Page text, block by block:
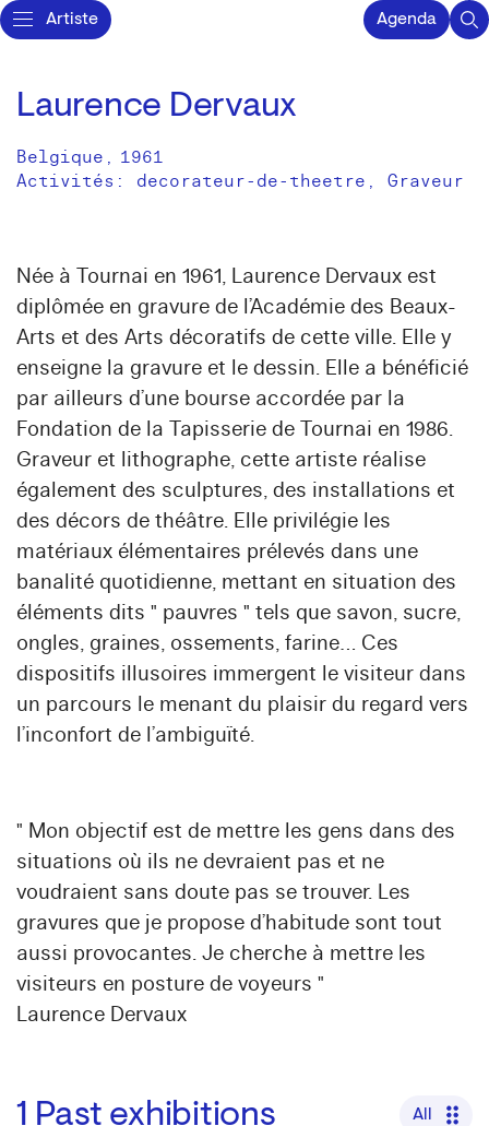
Artiste Agenda
Laurence Dervaux
Belgique , 1961
Activités: decorateur-de-theetre Graveur
Née à Tournai en 1961, Laurence Dervaux est
diplômée en gravure de l’Académie des Beaux-
Arts et des Arts décoratifs de cette ville. Elle y
enseigne la gravure et le dessin. Elle a bénéficié
par ailleurs d’une bourse accordée par la
Fondation de la Tapisserie de Tournai en 1986.
Graveur et lithographe, cette artiste réalise
également des sculptures, des installations et
des décors de théâtre. Elle privilégie les
matériaux élémentaires prélevés dans une
banalité quotidienne, mettant en situation des
éléments dits " pauvres " tels que savon, sucre,
ongles, graines, ossements, farine… Ces
dispositifs illusoires immergent le visiteur dans
un parcours le menant du plaisir du regard vers
l’inconfort de l’ambiguïté.
" Mon objectif est de mettre les gens dans des
situations où ils ne devraient pas et ne
voudraient sans doute pas se trouver. Les
gravures que je propose d’habitude sont tout
aussi provocantes. Je cherche à mettre les
visiteurs en posture de voyeurs "
Laurence Dervaux
1 Past exhibitions All